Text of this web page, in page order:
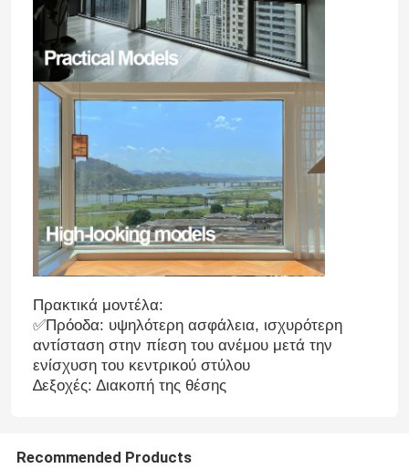
Πρακτικά μοντέλα:
✅Πρόοδα: υψηλότερη ασφάλεια, ισχυρότερη
αντίσταση στην πίεση του ανέμου μετά την
ενίσχυση του κεντρικού στύλου
∆εξοχές: Διακοπή της θέσης
Recommended Products